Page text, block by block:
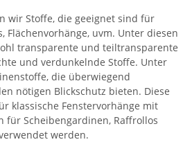
wir Stoffe, die geeignet sind für
Flächenvorhänge, uvm. Unter diesen
transparente und teiltransparente
und verdunkelnde Stoffe. Unter
die überwiegend
nötigen Blickschutz bieten. Diese
klassische Fenstervorhänge mit
für Scheibengardinen, Raffrollos
werden.